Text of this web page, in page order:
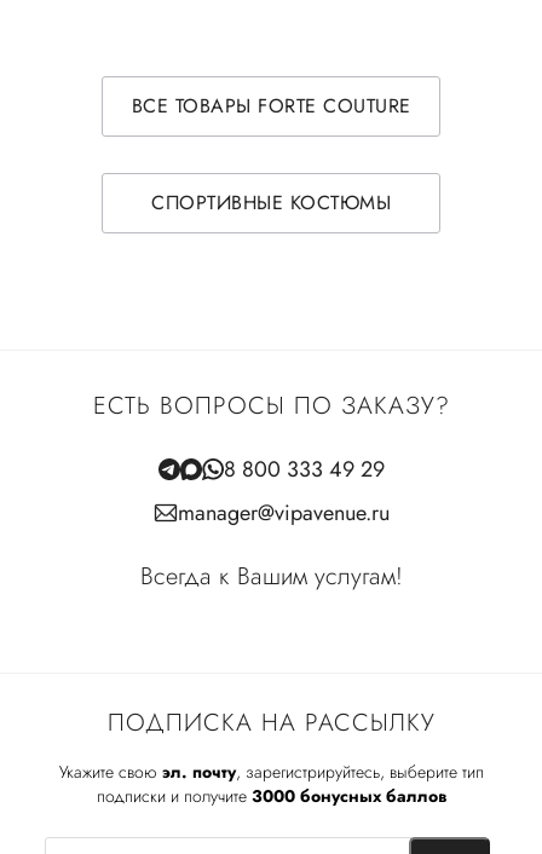
ВСЕ ТОВАРЫ FORTE COUTURE
СПОРТИВНЫЕ КОСТЮМЫ
ПОДПИСКА НА РАССЫЛКУ
Укажите свою эл. почту, зарегистрируйтесь, выберите тип
подписки и получите 3000 бонусных баллов
ЕСТЬ ВОПРОСЫ ПО ЗАКАЗУ?
8 800 333 49 29
manager@vipavenue.ru
Всегда к Вашим услугам!